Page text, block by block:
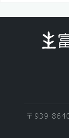
〒939-